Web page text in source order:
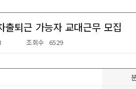
퇴근 가능자 교대근무 모집
조회수 6529